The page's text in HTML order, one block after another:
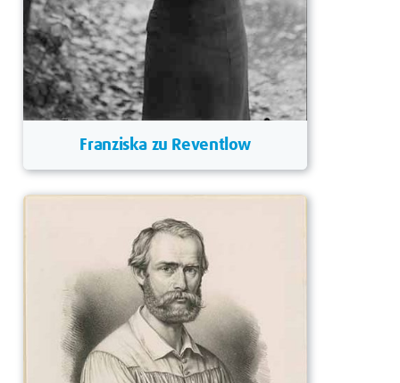
Franziska zu Reventlow